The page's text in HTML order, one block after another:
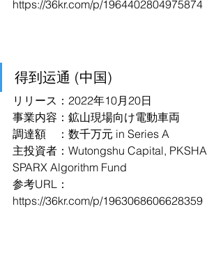
https://36kr.com/p/1964402804975874
得到运通 (中国)
リリース：2022年10月20日
事業内容：鉱山現場向け電動車両
調達額　：数千万元 in Series A
主投資者：Wutongshu Capital, PKSHA
SPARX Algorithm Fund
参考URL：
https://36kr.com/p/1963068606628359